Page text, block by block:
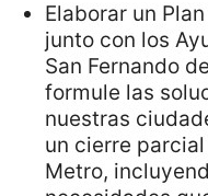
Elaborar un
junto con los
San Fernando
formule las
nuestras
un cierre
Metro,